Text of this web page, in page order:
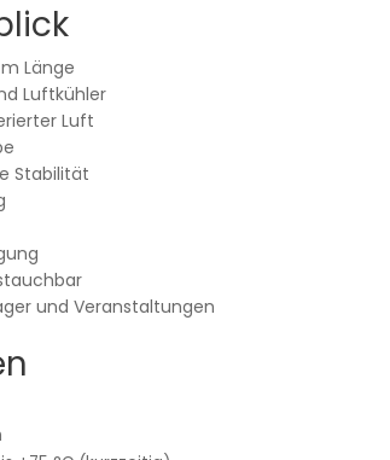
Länge
Luftkühler
Luft
Stabilität
und Veranstaltungen